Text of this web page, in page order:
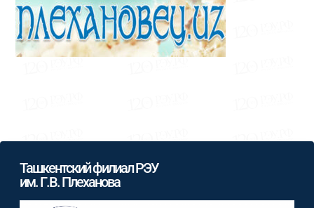
Ташкентский филиал РЭУ
им. Г.В. Плеханова